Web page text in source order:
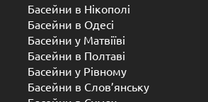
Басейни в Нікополі
Басейни в Одесі
Басейни у Матвіїві
Басейни в Полтаві
Басейни у ​​Рівному
Басейни в Слов’янську